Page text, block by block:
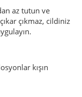
az tutun ve
çıkmaz, cildiniz
kışın